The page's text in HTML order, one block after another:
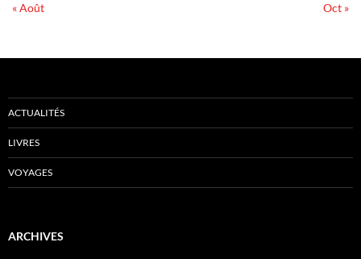
« Août
Oct »
ACTUALITÉS
LIVRES
VOYAGES
ARCHIVES